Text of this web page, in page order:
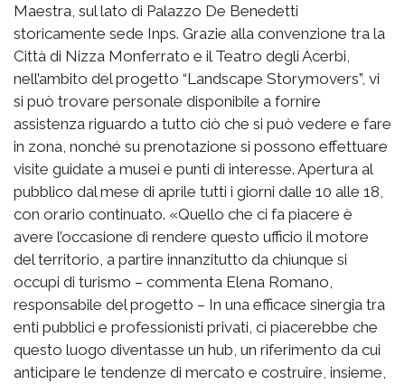
Maestra, sul lato di Palazzo De Benedetti
storicamente sede Inps. Grazie alla convenzione tra la
Città di Nizza Monferrato e il Teatro degli Acerbi,
nell’ambito del progetto “Landscape Storymovers”, vi
si può trovare personale disponibile a fornire
assistenza riguardo a tutto ciò che si può vedere e fare
in zona, nonché su prenotazione si possono effettuare
visite guidate a musei e punti di interesse. Apertura al
pubblico dal mese di aprile tutti i giorni dalle 10 alle 18,
con orario continuato. «Quello che ci fa piacere è
avere l’occasione di rendere questo ufficio il motore
del territorio, a partire innanzitutto da chiunque si
occupi di turismo – commenta Elena Romano,
responsabile del progetto – In una efficace sinergia tra
enti pubblici e professionisti privati, ci piacerebbe che
questo luogo diventasse un hub, un riferimento da cui
anticipare le tendenze di mercato e costruire, insieme,